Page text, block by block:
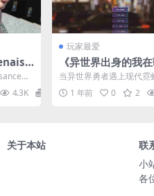
3D
｜2.8
》
为背
4.3K
玩家最爱
《异世界出身的我
伎町打黑工》V1.06
版：跨次元都市冒险
当异世界勇者遇上现代霓
官方中文版《异世界出身
歌舞伎町打黑工》（...
1 年前 0 2
关于本站
联
小
各